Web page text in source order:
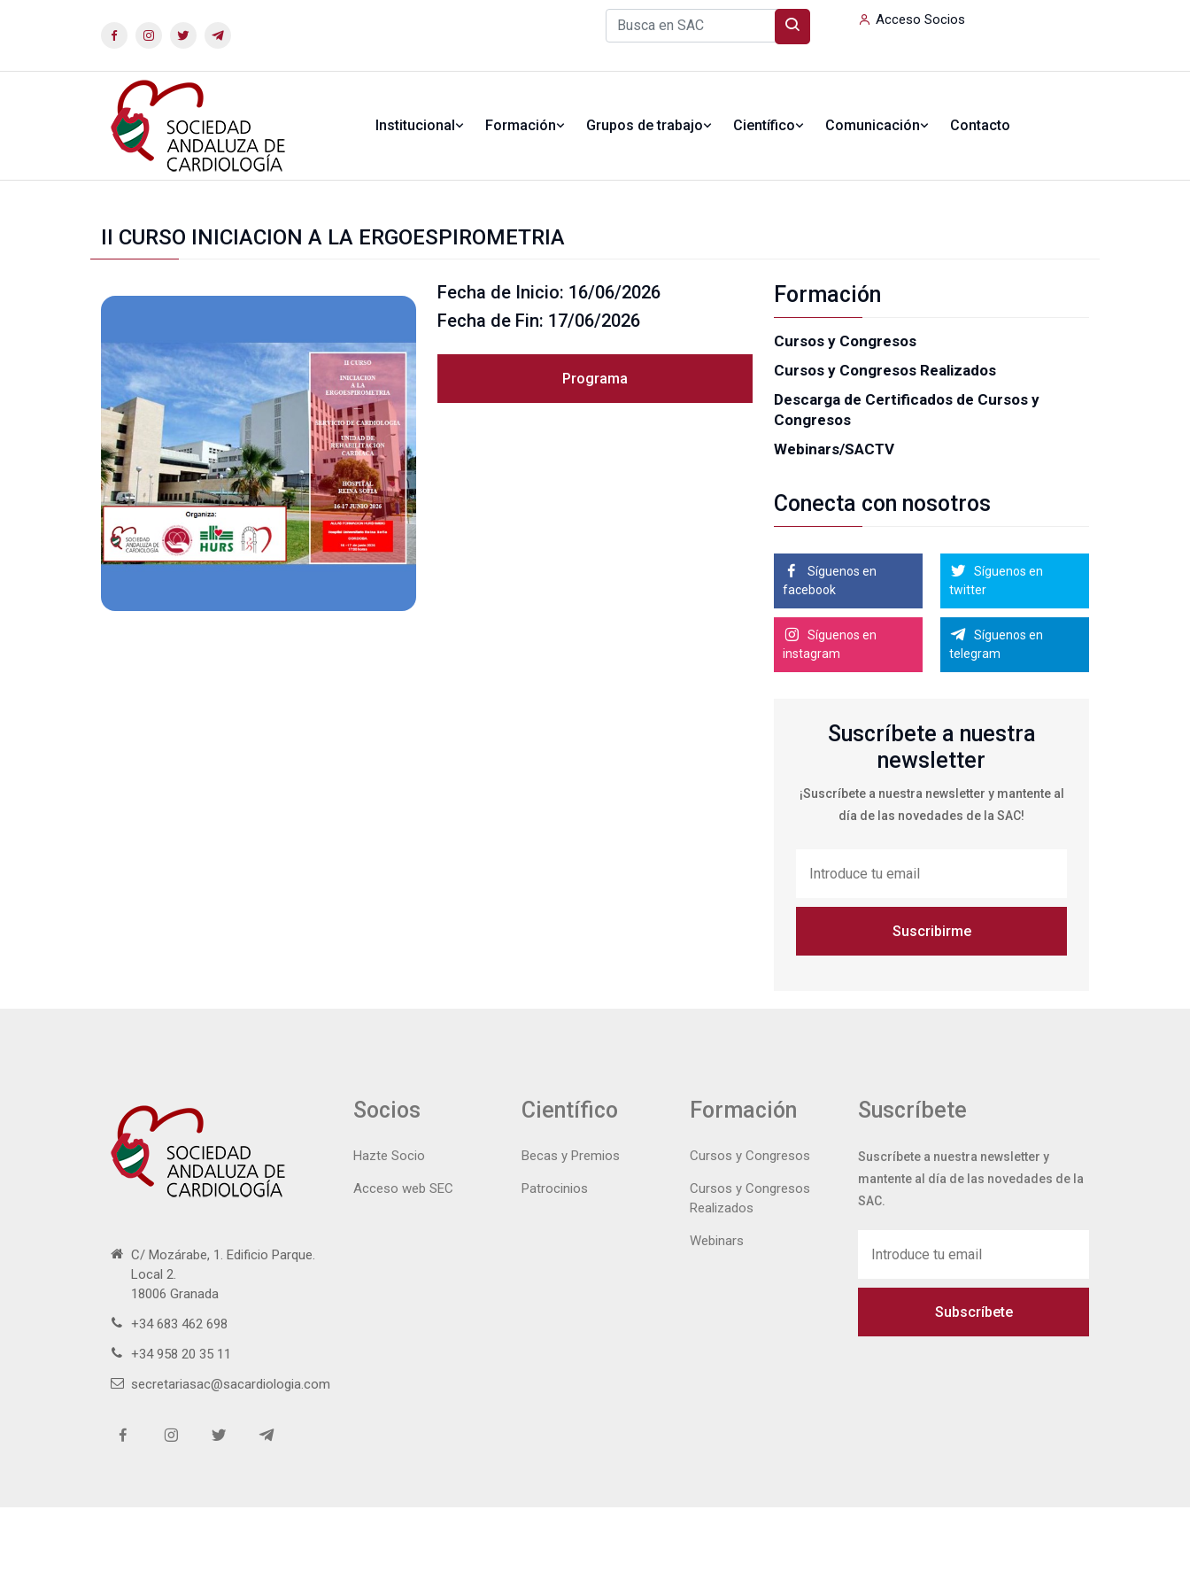
Acceso Socios
Institucional Formación Grupos de trabajo Científico Comunicación Contacto
II CURSO INICIACION A LA ERGOESPIROMETRIA
Fecha de Inicio: 16/06/2026
Fecha de Fin: 17/06/2026
Programa
Formación
Cursos y Congresos
Cursos y Congresos Realizados
Descarga de Certificados de Cursos y
Congresos
Webinars/SACTV
Conecta con nosotros
Síguenos en
facebook
Síguenos en
twitter
Síguenos en
instagram
Síguenos en
telegram
Suscríbete a nuestra
newsletter
¡Suscríbete a nuestra newsletter y mantente al
día de las novedades de la SAC!
Suscribirme
C/ Mozárabe, 1. Edificio Parque.
Local 2.
18006 Granada
+34 683 462 698
+34 958 20 35 11
secretariasac@sacardiologia.com
Socios
Hazte Socio
Acceso web SEC
Científico
Becas y Premios
Patrocinios
Formación
Cursos y Congresos
Cursos y Congresos
Realizados
Webinars
Suscríbete
Suscríbete a nuestra newsletter y
mantente al día de las novedades de la
SAC.
Subscríbete